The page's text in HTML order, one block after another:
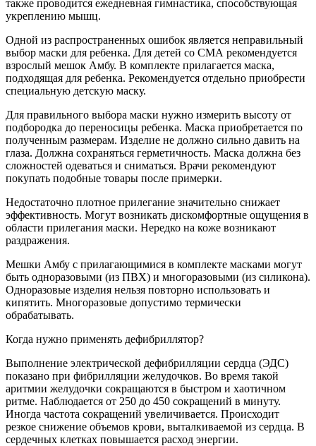
также проводится ежедневная гимнастика, способствующая
укреплению мышц.
Одной из распространенных ошибок является неправильный
выбор маски для ребенка. Для детей со СМА рекомендуется
взрослый мешок Амбу. В комплекте прилагается маска,
подходящая для ребенка. Рекомендуется отдельно приобрести
специальную детскую маску.
Для правильного выбора маски нужно измерить высоту от
подбородка до переносицы ребенка. Маска приобретается по
полученным размерам. Изделие не должно сильно давить на
глаза. Должна сохраняться герметичность. Маска должна без
сложностей одеваться и сниматься. Врачи рекомендуют
покупать подобные товары после примерки.
Недостаточно плотное прилегание значительно снижает
эффективность. Могут возникать дискомфортные ощущения в
области прилегания маски. Нередко на коже возникают
раздражения.
Мешки Амбу с прилагающимися в комплекте масками могут
быть одноразовыми (из ПВХ) и многоразовыми (из силикона).
Одноразовые изделия нельзя повторно использовать и
кипятить. Многоразовые допустимо термически
обрабатывать.
Когда нужно применять дефибриллятор?
Выполнение электрической дефибрилляции сердца (ЭДС)
показано при фибрилляции желудочков. Во время такой
аритмии желудочки сокращаются в быстром и хаотичном
ритме. Наблюдается от 250 до 450 сокращений в минуту.
Иногда частота сокращений увеличивается. Происходит
резкое снижение объемов крови, выталкиваемой из сердца. В
сердечных клетках повышается расход энергии.